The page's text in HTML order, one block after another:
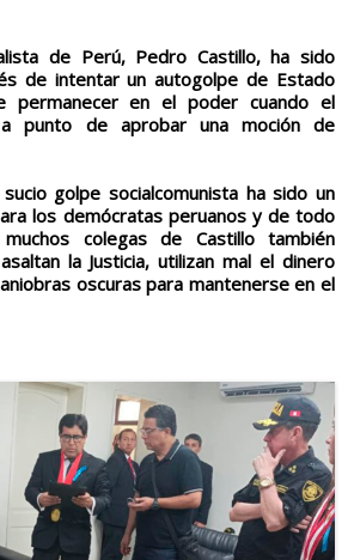
de Perú, Pedro Castillo, ha sido
de intentar un autogolpe de Estado
permanecer en el poder cuando el
punto de aprobar una moción de
golpe socialcomunista ha sido un
los demócratas peruanos y de todo
colegas de Castillo también
la Justicia, utilizan mal el dinero
oscuras para mantenerse en el